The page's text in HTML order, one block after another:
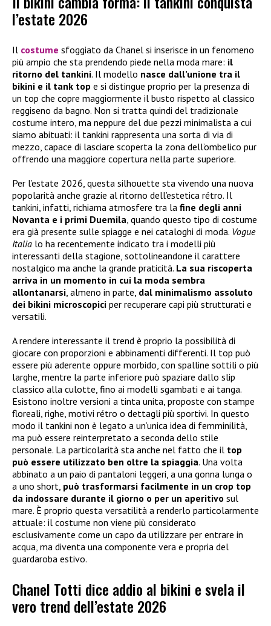
l’estate 2026
Il costume sfoggiato da Chanel si inserisce in un fenomeno
più ampio che sta prendendo piede nella moda mare: il
ritorno del tankini. Il modello nasce dall’unione tra il
bikini e il tank top e si distingue proprio per la presenza di
un top che copre maggiormente il busto rispetto al classico
reggiseno da bagno. Non si tratta quindi del tradizionale
costume intero, ma neppure del due pezzi minimalista a cui
siamo abituati: il tankini rappresenta una sorta di via di
mezzo, capace di lasciare scoperta la zona dell’ombelico pur
offrendo una maggiore copertura nella parte superiore.
Per l’estate 2026, questa silhouette sta vivendo una nuova
popolarità anche grazie al ritorno dell’estetica rétro. Il
tankini, infatti, richiama atmosfere tra la fine degli anni
Novanta e i primi Duemila , quando questo tipo di costume
era già presente sulle spiagge e nei cataloghi di moda. Vogue
Italia lo ha recentemente indicato tra i modelli più
interessanti della stagione, sottolineandone il carattere
nostalgico ma anche la grande praticità. La sua riscoperta
arriva in un momento in cui la moda sembra
allontanarsi , almeno in parte, dal minimalismo assoluto
dei bikini microscopici per recuperare capi più strutturati e
versatili.
A rendere interessante il trend è proprio la possibilità di
giocare con proporzioni e abbinamenti differenti. Il top può
essere più aderente oppure morbido, con spalline sottili o più
larghe, mentre la parte inferiore può spaziare dallo slip
classico alla culotte, fino ai modelli sgambati e ai tanga.
Esistono inoltre versioni a tinta unita, proposte con stampe
floreali, righe, motivi rétro o dettagli più sportivi. In questo
modo il tankini non è legato a un’unica idea di femminilità,
ma può essere reinterpretato a seconda dello stile
personale. La particolarità sta anche nel fatto che il top
può essere utilizzato ben oltre la spiaggia. Una volta
abbinato a un paio di pantaloni leggeri, a una gonna lunga o
a uno short, può trasformarsi facilmente in un crop top
da indossare durante il giorno o per un aperitivo sul
mare. È proprio questa versatilità a renderlo particolarmente
attuale: il costume non viene più considerato
esclusivamente come un capo da utilizzare per entrare in
acqua, ma diventa una componente vera e propria del
guardaroba estivo.
Chanel Totti dice addio al bikini e svela il
vero trend dell’estate 2026